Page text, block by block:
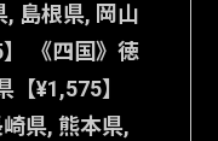
, 島根県, 岡山
《四国》徳
【¥1,575】
県, 熊本県,